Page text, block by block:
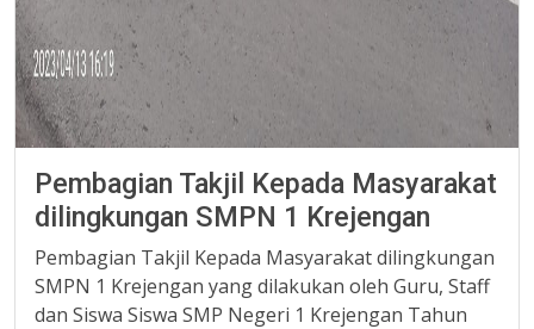
Pembagian Takjil Kepada Masyarakat
dilingkungan SMPN 1 Krejengan
Pembagian Takjil Kepada Masyarakat dilingkungan
SMPN 1 Krejengan yang dilakukan oleh Guru, Staff
dan Siswa Siswa SMP Negeri 1 Krejengan Tahun